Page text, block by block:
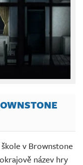
v Brownstone
název hry